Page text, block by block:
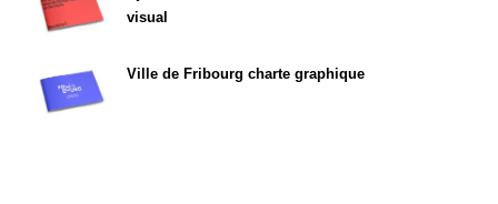
visual
Ville de Fribourg charte graphique